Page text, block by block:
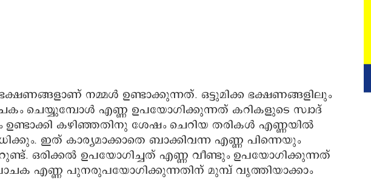
നമ്മൾ ഉണ്ടാക്കുന്നത്. ഒട്ടുമിക്ക ഭക്ഷണങ്ങളിലും
ചെയ്യുമ്പോൾ എണ്ണ ഉപയോഗിക്കുന്നത് കറികളുടെ സ്വാദ്
കഴിഞ്ഞതിനു ശേഷം ചെറിയ തരികൾ എണ്ണയിൽ
ഇത് കാര്യമാക്കാതെ ബാക്കിവന്ന എണ്ണ പിന്നെയും
ഒരിക്കൽ ഉപയോഗിച്ചത് എണ്ണ വീണ്ടും ഉപയോഗിക്കുന്നത്
എണ്ണ പുനരുപയോഗിക്കുന്നതിന് മുമ്പ് വൃത്തിയാക്കാം